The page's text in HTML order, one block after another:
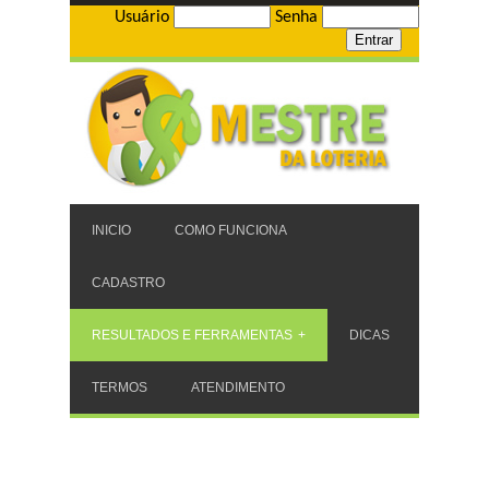
Usuário Senha
INICIO COMO FUNCIONA
CADASTRO
RESULTADOS E FERRAMENTAS DICAS
TERMOS ATENDIMENTO